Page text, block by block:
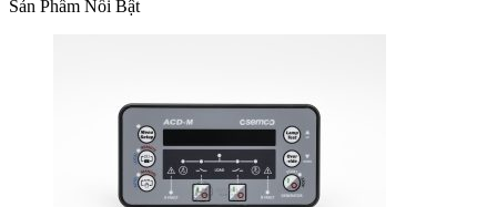
Sản Phẩm Nổi Bật